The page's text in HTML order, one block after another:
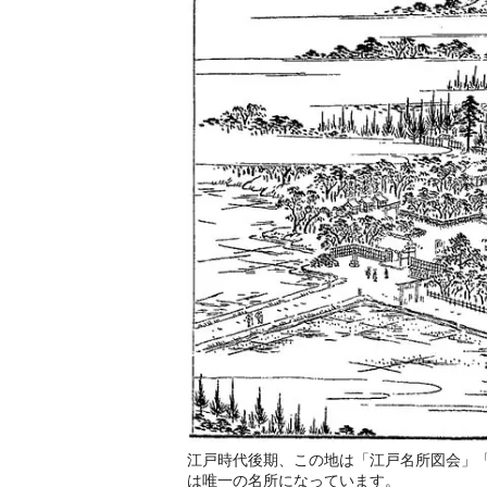
江戸時代後期、この地は「江戸名所図会」
は唯一の名所になっています。